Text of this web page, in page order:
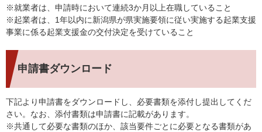
※就業者は、申請時において連続3か月以上在職していること
※起業者は、1年以内に新潟県が県実施要領に従い実施する起業支援
事業に係る起業支援金の交付決定を受けていること
申請書ダウンロード
下記より申請書をダウンロードし、必要書類を添付し提出してくだ
さい。なお、添付書類は申請書に記載があります。
※共通して必要な書類のほか、該当要件ごとに必要となる書類があ